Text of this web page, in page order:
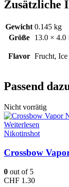
Zusätzliche
Gewicht 0.145 kg
Größe
13.0 × 4.0
Flavor Frucht, Ice
Passend
Nicht vorrätig
Weiterlesen
Nikotinshot
Crossbow
0 out of 5
CHF 1.30